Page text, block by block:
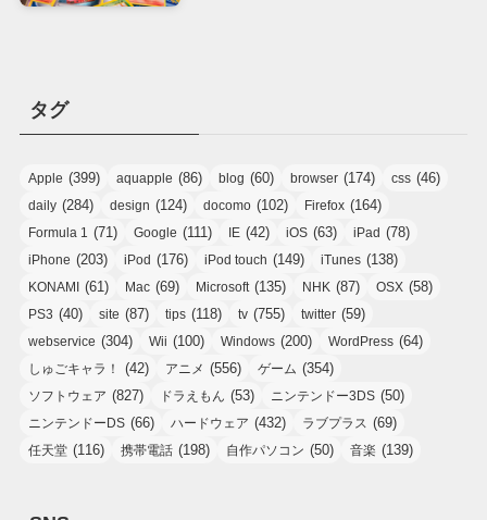
タグ
Apple (399) aquapple (86) blog (60) browser (174) css (46)
daily (284) design (124) docomo (102) Firefox (164)
Formula 1 (71) Google (111) IE (42) iOS (63) iPad (78)
iPhone (203) iPod (176) iPod touch (149) iTunes (138)
KONAMI (61) Mac (69) Microsoft(135) NHK (87) OSX (58)
PS3 (40) site (87) tips (118) tv (755) twitter (59)
webservice (304) Wii (100) Windows (200) WordPress (64)
しゅごキャラ！ (42) アニメ (556) ゲーム (354)
ソフトウェア (827) ドラえもん (53) ニンテンドー3DS (50)
ニンテンドーDS (66) ハードウェア (432) ラブプラス (69)
任天堂 (116) 携帯電話 (198) 自作パソコン (50) 音楽 (139)